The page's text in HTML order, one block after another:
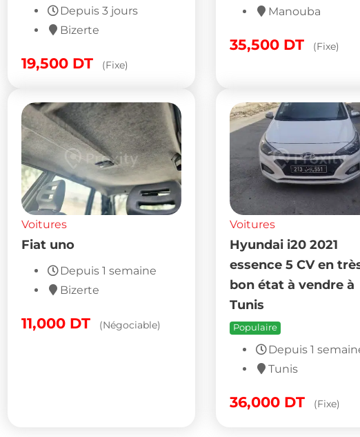
Depuis 3 jours
Bizerte
19,500 DT (Fixe)
Manouba
35,500 DT (Fixe)
Voitures
Fiat uno
Depuis 1 semaine
Bizerte
11,000 DT (Négociable)
Voitures
Hyundai i20 2021
essence 5 CV en
bon état à vendre à
Tunis
Populaire
Depuis 1
Tunis
36,000 DT (Fixe)